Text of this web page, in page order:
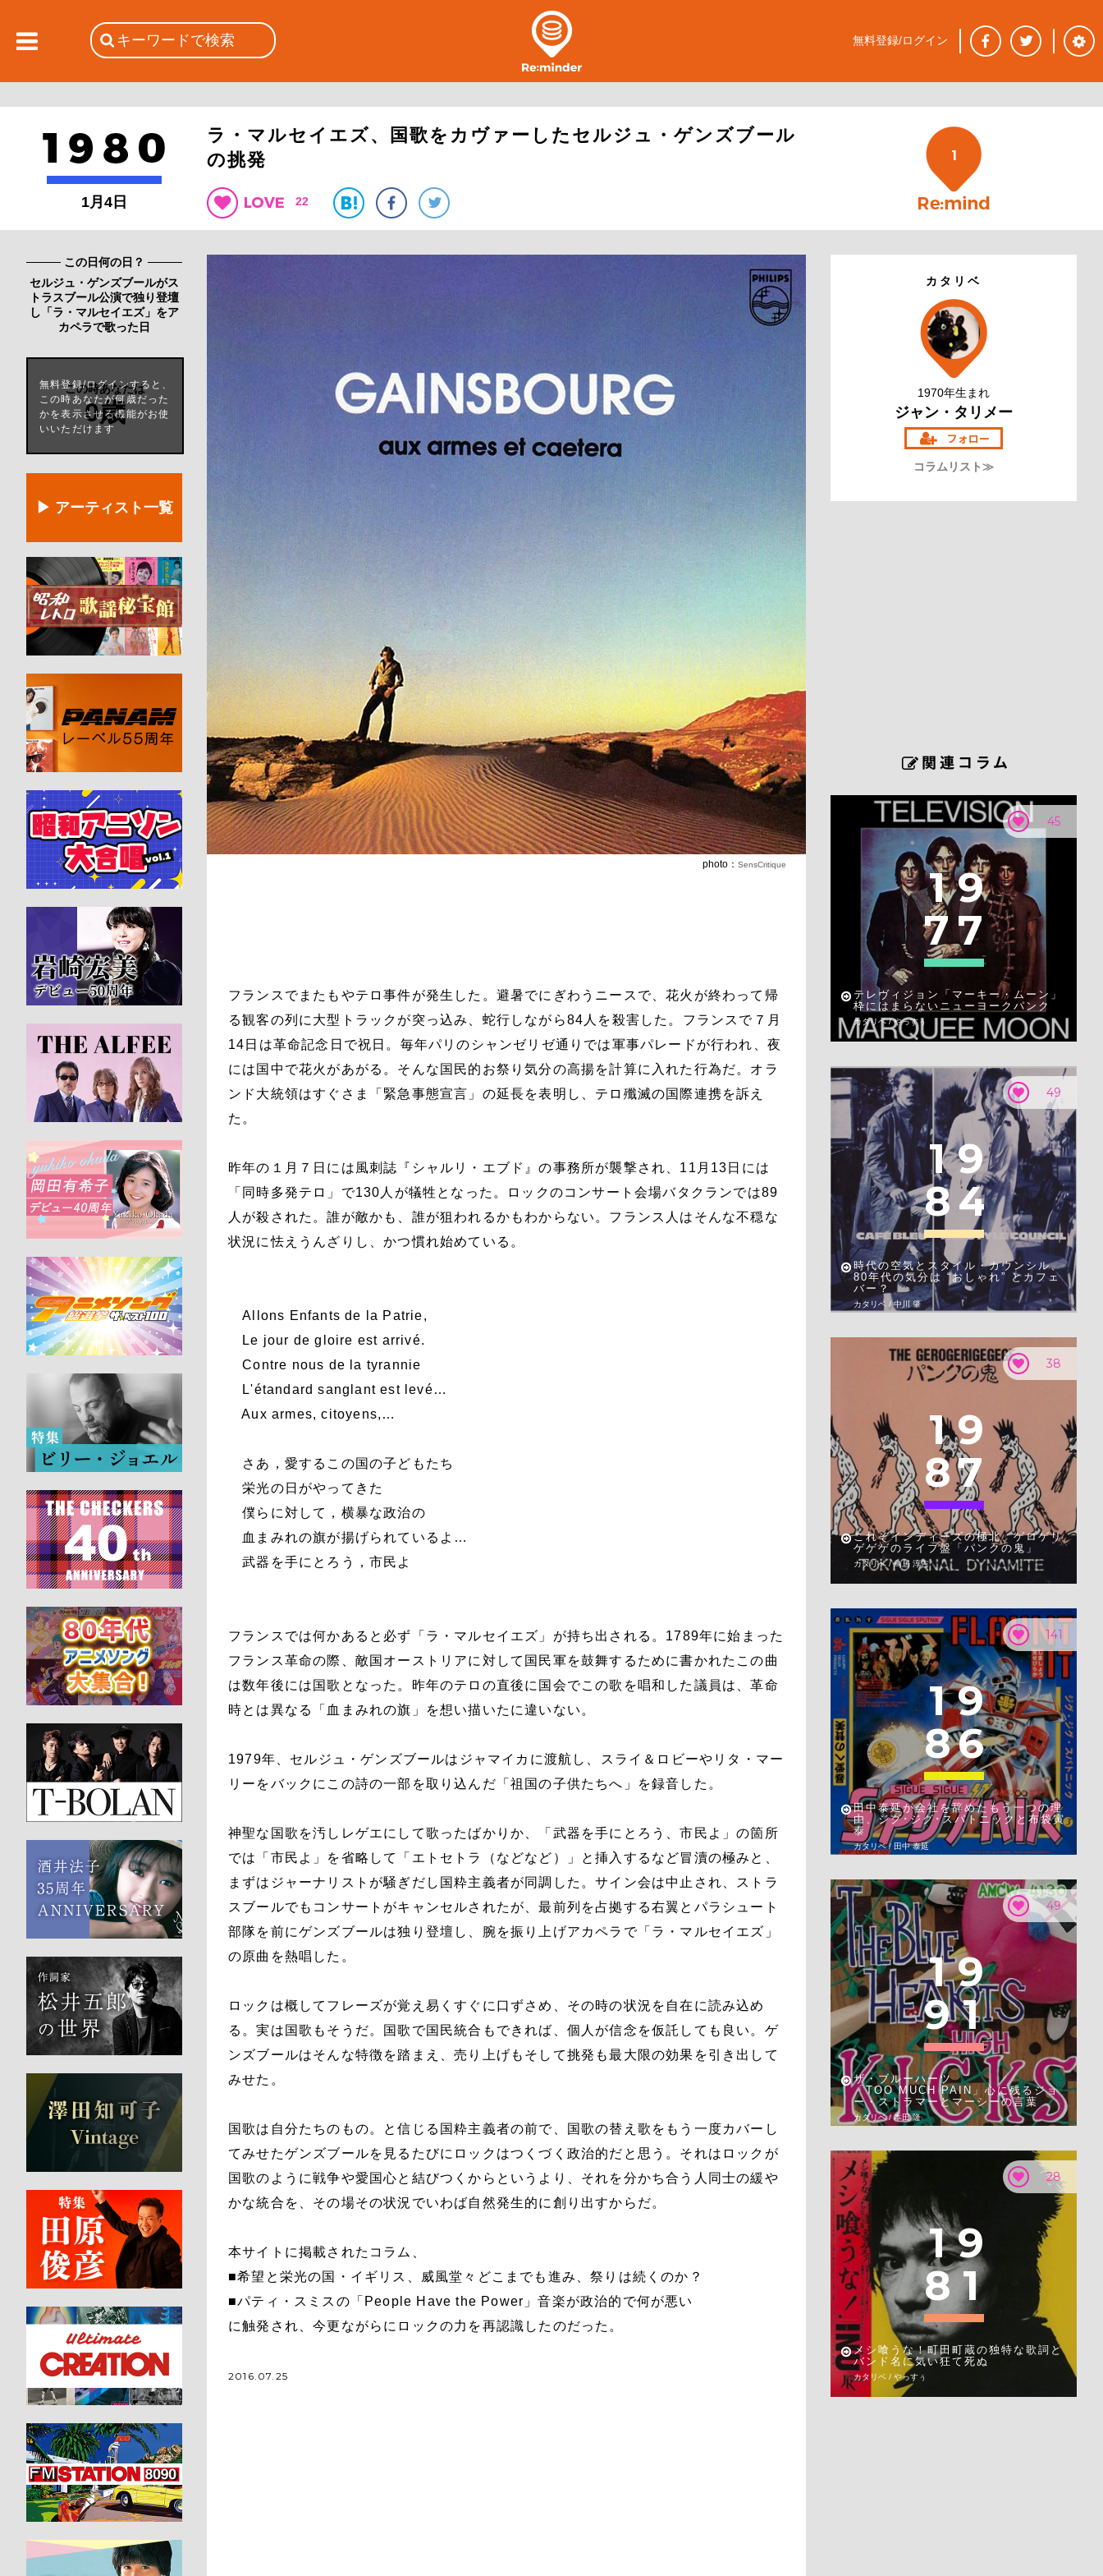
1月4日
ラ・マルセイエズ、国歌をカヴァーしたセルジュ・ゲンズブール
の挑発
22
1
この日何の日？
セルジュ・ゲンズブールがス
トラスブール公演で独り登壇
し「ラ・マルセイエズ」をア
カペラで歌った日
この時あなたは
0歳
無料登録/ログインすると、
この時あなたが何歳だった
かを表示させる機能がお使
いいただけます
▶ アーティスト一覧
photo： SensCritique
フランスでまたもやテロ事件が発生した。避暑でにぎわうニースで、花火が終わって帰
る観客の列に大型トラックが突っ込み、蛇行しながら84人を殺害した。フランスで７月
14日は革命記念日で祝日。毎年パリのシャンゼリゼ通りでは軍事パレードが行われ、夜
には国中で花火があがる。そんな国民的お祭り気分の高揚を計算に入れた行為だ。オラ
ンド大統領はすぐさま「緊急事態宣言」の延長を表明し、テロ殲滅の国際連携を訴え
た。
昨年の１月７日には風刺誌『シャルリ・エブド』の事務所が襲撃され、11月13日には
「同時多発テロ」で130人が犠牲となった。ロックのコンサート会場バタクランでは89
人が殺された。誰が敵かも、誰が狙われるかもわからない。フランス人はそんな不穏な
状況に怯えうんざりし、かつ慣れ始めている。
Allons Enfants de la Patrie,
Le jour de gloire est arrivé.
Contre nous de la tyrannie
L'étandard sanglant est levé…
Aux armes, citoyens,…
さあ，愛するこの国の子どもたち
栄光の日がやってきた
僕らに対して，横暴な政治の
血まみれの旗が揚げられているよ…
武器を手にとろう，市民よ
フランスでは何かあると必ず「ラ・マルセイエズ」が持ち出される。1789年に始まった
フランス革命の際、敵国オーストリアに対して国民軍を鼓舞するために書かれたこの曲
は数年後には国歌となった。昨年のテロの直後に国会でこの歌を唱和した議員は、革命
時とは異なる「血まみれの旗」を想い描いたに違いない。
1979年、セルジュ・ゲンズブールはジャマイカに渡航し、スライ＆ロビーやリタ・マー
リーをバックにこの詩の一部を取り込んだ「祖国の子供たちへ」を録音した。
神聖な国歌を汚しレゲエにして歌ったばかりか、「武器を手にとろう、市民よ」の箇所
では「市民よ」を省略して「エトセトラ（などなど）」と挿入するなど冒瀆の極みと、
まずはジャーナリストが騒ぎだし国粋主義者が同調した。サイン会は中止され、ストラ
スブールでもコンサートがキャンセルされたが、最前列を占拠する右翼とパラシュート
部隊を前にゲンズブールは独り登壇し、腕を振り上げアカペラで「ラ・マルセイエズ」
の原曲を熱唱した。
ロックは概してフレーズが覚え易くすぐに口ずさめ、その時の状況を自在に読み込め
る。実は国歌もそうだ。国歌で国民統合もできれば、個人が信念を仮託しても良い。ゲ
ンズブールはそんな特徴を踏まえ、売り上げもそして挑発も最大限の効果を引き出して
みせた。
国歌は自分たちのもの。と信じる国粋主義者の前で、国歌の替え歌をもう一度カバーし
てみせたゲンズブールを見るたびにロックはつくづく政治的だと思う。それはロックが
国歌のように戦争や愛国心と結びつくからというより、それを分かち合う人同士の緩や
かな統合を、その場その状況でいわば自然発生的に創り出すからだ。
本サイトに掲載されたコラム、
■希望と栄光の国・イギリス、威風堂々どこまでも進み、祭りは続くのか？
■パティ・スミスの「People Have the Power」音楽が政治的で何が悪い
に触発され、今更ながらにロックの力を再認識したのだった。
2016.07.25
カタリベ
1970年生まれ
ジャン・タリメー
コラムリスト≫
45
1 9
77
テレヴィジョン「マーキー・ムーン」
枠にはまらないニューヨークパンク
カタリベ / やっすぅ
49
1 9
84
時代の空気とスタイル・カウンシル、
80年代の気分は “おしゃれ” とカフェ
バー？
カタリベ / 中川 肇
38
1 9
87
これぞインディーズの極北、ゲロゲリ
ゲゲゲのライブ盤「パンクの鬼」
カタリベ / 鳥居 淳吉
141
1 9
86
田中泰延が会社を辞めたもう一つの理
由、ジグ･ジグ･スパトニックと布袋寅
泰
カタリベ / 田中 泰延
49
1 9
9 1
ザ・ブルーハーツ
「TOO MUCH PAIN」心に残るジョ
ー・ストラマーとマーシーの言葉
カタリベ / 本田 隆
28
1 9
8 1
メシ喰うな！町田町蔵の独特な歌詞と
バンド名に気い狂て死ぬ
カタリベ / やっすぅ
無料登録/ログイン